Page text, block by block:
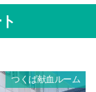
つくば献血ルーム